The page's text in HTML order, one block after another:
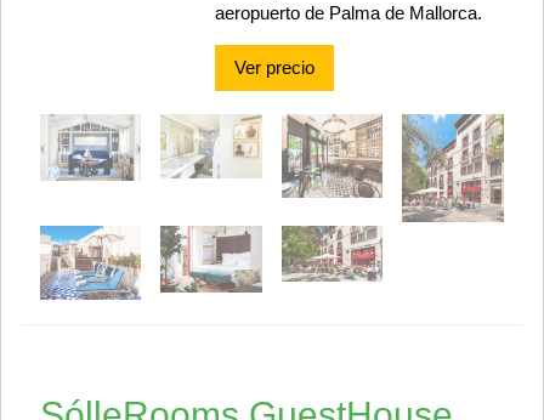
aeropuerto de Palma de Mallorca.
Ver precio